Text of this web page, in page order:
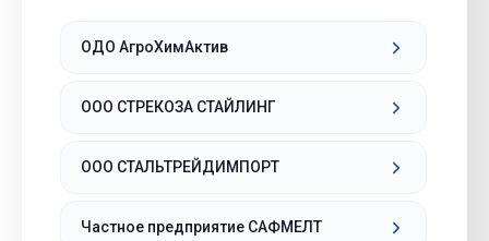
ОДО АгроХимАктив
ООО СТРЕКОЗА СТАЙЛИНГ
ООО СТАЛЬТРЕЙДИМПОРТ
Частное предприятие САФМЕЛТ